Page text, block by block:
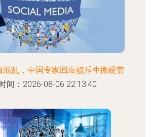
混乱，中国专家回应驳斥生搬硬套
间：2026-08-06 22:13:40